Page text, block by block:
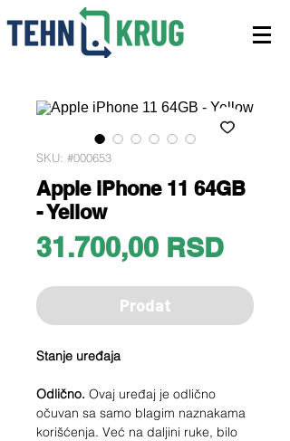
SKU: #000653
Apple iPhone 11 64GB
- Yellow
31.700,00 RSDPrice
Prodat
Stanje uređaja
Odlično. Ovaj uređaj je odlično
očuvan sa samo blagim naznakama
korišćenja. Već na daljini ruke, bilo